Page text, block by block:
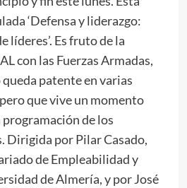
‘Defensa y liderazgo:
líderes’. Es fruto de la
con las Fuerzas Armadas,
patente en varias
que vive un momento
de los
Dirigida por Pilar Casado,
de Empleabilidad y
de Almería, y por José